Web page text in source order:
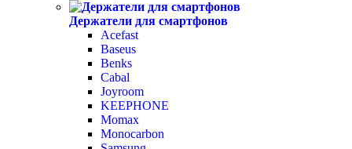
Держатели для смартфонов
Acefast
Baseus
Benks
Cabal
Joyroom
KEEPHONE
Momax
Monocarbon